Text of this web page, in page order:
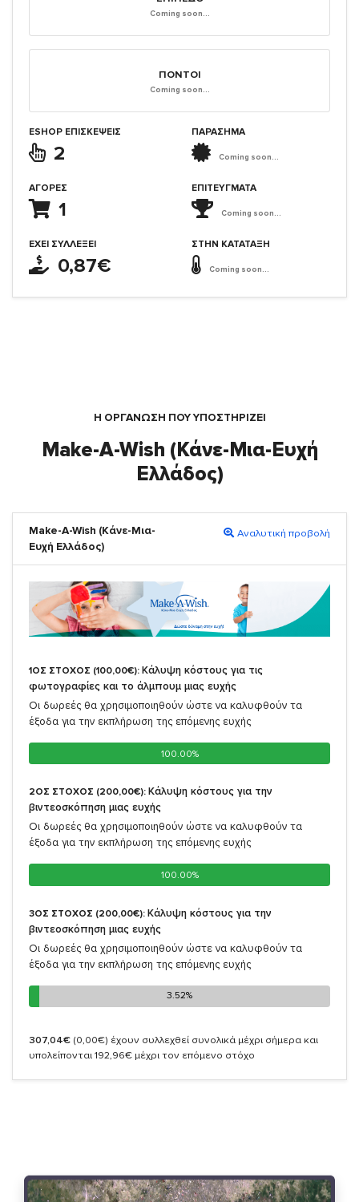
Coming soon...
ΠΌΝΤΟΙ
Coming soon...
ESHOP ΕΠΙΣΚΈΨΕΙΣ
2
ΑΓΟΡΈΣ
1
ΈΧΕΙ ΣΥΛΛΈΞΕΙ
0,87€
ΠΑΡΑΣΗΜΑ
Coming soon...
ΕΠΙΤΕΎΓΜΑΤΑ
Coming soon...
ΣΤΗΝ ΚΑΤΆΤΑΞΗ
Coming soon...
Η ΟΡΓΆΝΩΣΗ ΠΟΥ ΥΠΟΣΤΗΡΙΖΕΙ
Make-A-Wish (Κάνε-Μια-Ευχή
Ελλάδος)
Make-A-Wish (Κάνε-Μια-
Ευχή Ελλάδος)
Αναλυτική προβολή
1ΟΣ ΣΤΟΧΟΣ (100,00€): Κάλυψη κόστους για τις
φωτογραφίες και το άλμπουμ μιας ευχής
Οι δωρεές θα χρησιμοποιηθούν ώστε να καλυφθούν τα
έξοδα για την εκπλήρωση της επόμενης ευχής
100.00%
100.00%
2ΟΣ ΣΤΟΧΟΣ (200,00€): Κάλυψη κόστους για την
βιντεοσκόπηση μιας ευχής
Οι δωρεές θα χρησιμοποιηθούν ώστε να καλυφθούν τα
έξοδα για την εκπλήρωση της επόμενης ευχής
100.00%
100.00%
3ΟΣ ΣΤΟΧΟΣ (200,00€): Κάλυψη κόστους για την
βιντεοσκόπηση μιας ευχής
Οι δωρεές θα χρησιμοποιηθούν ώστε να καλυφθούν τα
έξοδα για την εκπλήρωση της επόμενης ευχής
3.52%
3.52%
307,04€ (0,00€) έχουν συλλεχθεί συνολικά μέχρι σήμερα και
υπολείπονται 192,96€ μέχρι τον επόμενο στόχο